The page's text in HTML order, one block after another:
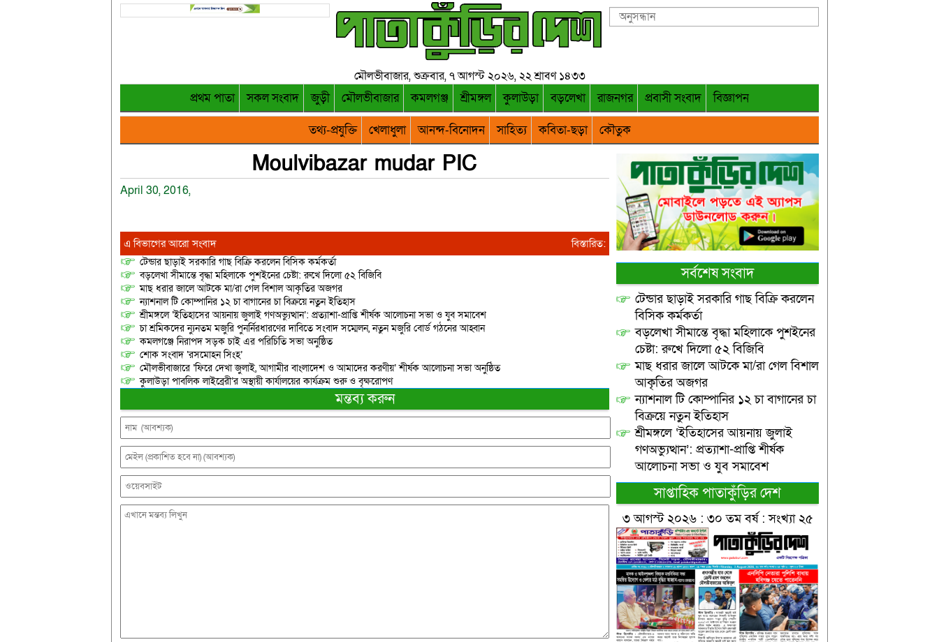
মৌলভীবাজার, শুক্রবার, ৭ আগস্ট ২০২৬, ২২ শ্রাবণ ১৪৩৩
প্রথম পাতা সকল সংবাদ জুড়ী মৌলভীবাজার কমলগঞ্জ শ্রীমঙ্গল কুলাউড়া বড়লেখা রাজনগর প্রবাসী সংবাদ
বিজ্ঞাপন
তথ্য-প্রযুক্তি
খেলাধুলা আনন্দ-বিনোদন সাহিত্য কবিতা-ছড়া কৌতুক
Moulvibazar mudar PIC
April 30, 2016,
এ বিভাগের আরো সংবাদ বিস্তারিত:
টেন্ডার ছাড়াই সরকারি গাছ বিক্রি করলেন বিসিক কর্মকর্তা
বড়লেখা সীমান্তে বৃদ্ধা মহিলাকে পুশইনের চেষ্টা: রুখে দিলো ৫২ বিজিবি
মাছ ধরার জালে আটকে মা/রা গেল বিশাল আকৃতির অজগর
ন্যাশনাল টি কোম্পানির ১২ চা বাগানের চা বিক্রয়ে নতুন ইতিহাস
শ্রীমঙ্গলে ‘ইতিহাসের আয়নায় জুলাই গণঅভ্যুত্থান’: প্রত্যাশা-প্রাপ্তি শীর্ষক আলোচনা সভা ও যুব সমাবেশ
চা শ্রমিকদের ন্যুনতম মজুরি পুনর্নিরধারণের দাবিতে সংবাদ সম্মেলন, নতুন মজুরি বোর্ড গঠনের আহ্বান
কমলগঞ্জে নিরাপদ সড়ক চাই এর পরিচিতি সভা অনুষ্ঠিত
শোক সংবাদ ‘রসমোহন সিংহ’
মৌলভীবাজারে ‘ফিরে দেখা জুলাই, আগামীর বাংলাদেশ ও আমাদের করণীয়’ শীর্ষক আলোচনা সভা অনুষ্ঠিত
কুলাউড়া পাবলিক লাইব্রেরী’র অস্থায়ী কার্যালয়ের কার্যক্রম শুরু ও বৃক্ষরোপণ
মন্তব্য করুন
সর্বশেষ সংবাদ
টেন্ডার ছাড়াই সরকারি গাছ বিক্রি করলেন
বিসিক কর্মকর্তা
বড়লেখা সীমান্তে বৃদ্ধা মহিলাকে পুশইনের
চেষ্টা: রুখে দিলো ৫২ বিজিবি
মাছ ধরার জালে আটকে মা/রা গেল বিশাল
আকৃতির অজগর
ন্যাশনাল টি কোম্পানির ১২ চা বাগানের চা
বিক্রয়ে নতুন ইতিহাস
শ্রীমঙ্গলে ‘ইতিহাসের আয়নায় জুলাই
গণঅভ্যুত্থান’: প্রত্যাশা-প্রাপ্তি শীর্ষক
আলোচনা সভা ও যুব সমাবেশ
সাপ্তাহিক পাতাকুঁড়ির দেশ
৩ আগস্ট ২০২৬ : ৩০ তম বর্ষ : সংখ্যা ২৫